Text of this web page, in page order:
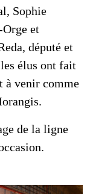
Sophie
et
député et
élus ont fait
à venir comme
de la ligne